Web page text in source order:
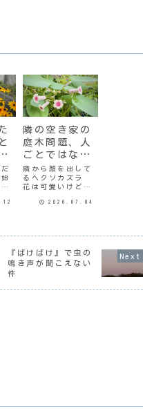
事
学
知
隣の空き家の
庭木問題、人
ごとではない
かも
隣から顔を出して
るヘクソカズラ
花は可愛いけど…
って10年ぐらい経
草刈りをしたりし
ておられたのだけ
ど。去年の春に姪
2026.07.04
『ばけばけ』で虫の
鳴き声が聞こえない
件